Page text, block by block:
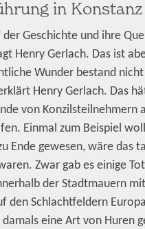
in Konstanz
Geschichte und ihre
Henry Gerlach. Das ist
Wunder bestand
Henry Gerlach. Das
von Konzilsteilnehmern
Einmal zum Beispiel
Ende gewesen, wäre das
Zwar gab es einige
der Stadtmauern
den Schlachtfeldern
eine Art von Huren